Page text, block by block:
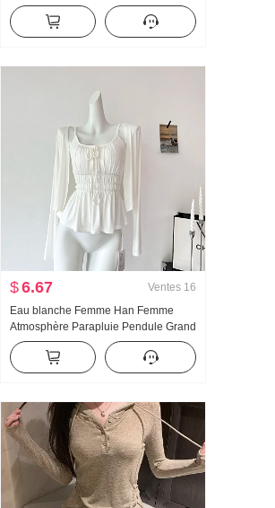
Nouveau Nuages Coton Manches
longues Petit Col rabattu Homewear
Ensemble Streaming en direct Élevé
$6.67 Ventes 16
Eau blanche Femme Han Femme
Atmosphère Parapluie Pendule Grand
u Collier Bretelles Deux Porter
Conception Sens Cardigan Femme
Été Amincissant Bretelles Top